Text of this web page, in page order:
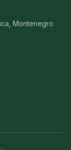
Montenegro